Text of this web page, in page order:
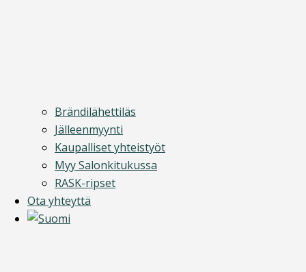
Brändilähettiläs
Jälleenmyynti
Kaupalliset yhteistyöt
Myy Salonkitukussa
RASK-ripset
Ota yhteyttä